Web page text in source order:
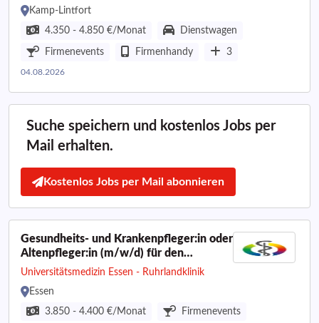
Kamp-Lintfort
4.350 - 4.850 €/Monat
Dienstwagen
Firmenevents Firmenhandy 3
04.08.2026
Suche speichern und kostenlos Jobs per
Mail erhalten.
Kostenlos Jobs per Mail abonnieren
Gesundheits- und Krankenpfleger:in oder
Altenpfleger:in (m/w/d) für den
pflegerischen Springer:innenpool -
Universitätsmedizin Essen - Ruhrlandklinik
Essen
3.850 - 4.400 €/Monat
Firmenevents